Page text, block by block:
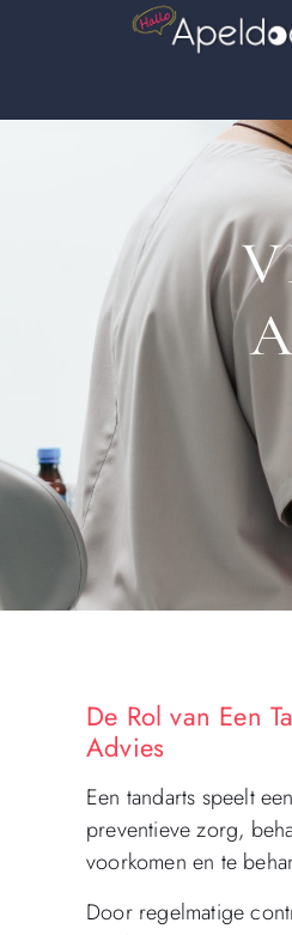
De Rol van Een
Advies
Een tandarts speelt
preventieve zorg,
voorkomen en te
Door regelmatige